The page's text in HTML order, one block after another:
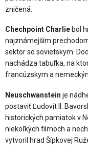
zničená.
Chechpoint Charlie bol
najznámejším
sektor so sovietskym.
nachádza tabuľka, na
francúzskym a
Neuschwanstein je
postaviť Ľudovít II.
historických pamiatok v
niekoľkých filmoch a
vytvoril hrad Šípkovej